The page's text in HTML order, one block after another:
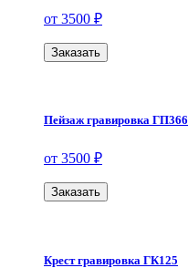
от 3500 ₽
Заказать
Пейзаж гравировка ГП366
от 3500 ₽
Заказать
Крест гравировка ГК125